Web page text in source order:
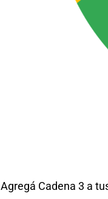
Agregá Cadena 3 a